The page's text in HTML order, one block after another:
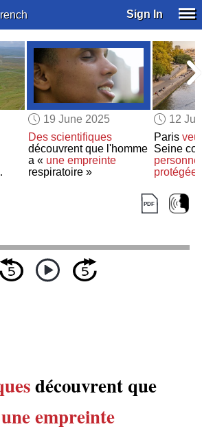
Sign In
19 June 2025
Des scientifiques
découvrent que l'homme
a « une empreinte
respiratoire »
12
Paris
Seine
protégée
découvrent que
une empreinte